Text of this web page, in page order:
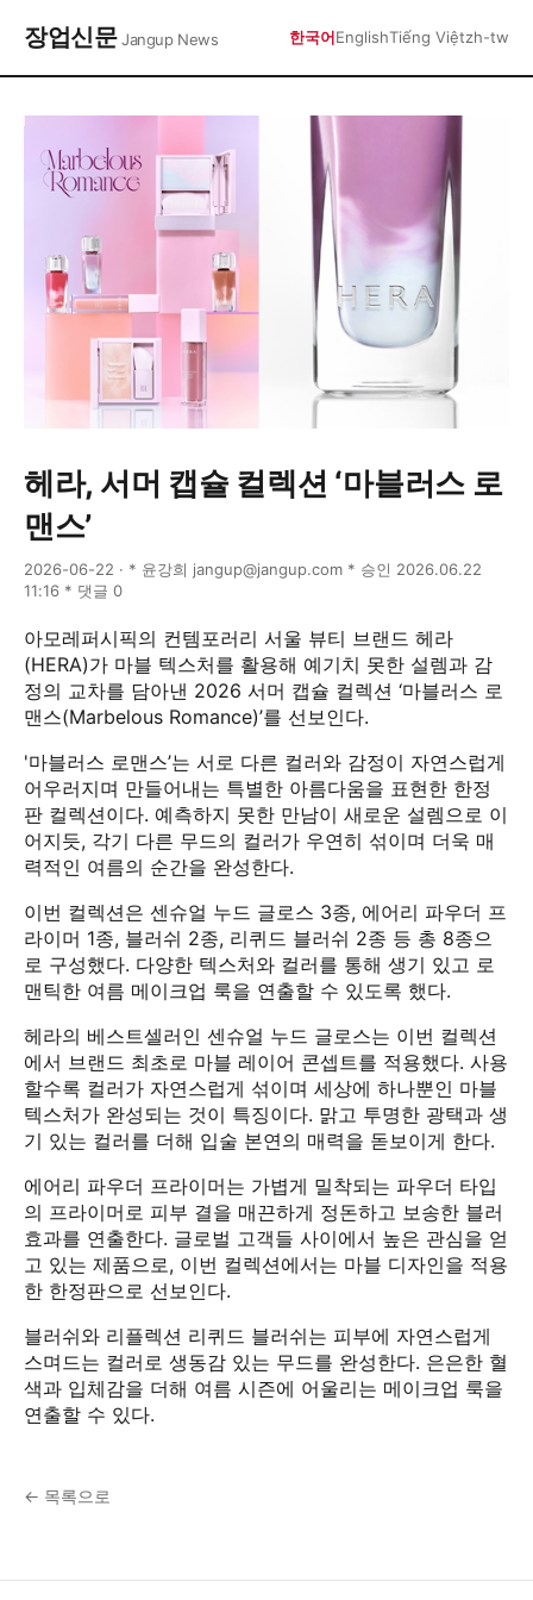
장업신문Jangup News 한국어EnglishTiếng Việtzh-tw
헤라, 서머 캡슐 컬렉션 ‘마블러스 로
맨스’
2026-06-22 · * 윤강희 jangup@jangup.com * 승인 2026.06.22
11:16 * 댓글 0
아모레퍼시픽의 컨템포러리 서울 뷰티 브랜드 헤라
(HERA)가 마블 텍스처를 활용해 예기치 못한 설렘과 감
정의 교차를 담아낸 2026 서머 캡슐 컬렉션 ‘마블러스 로
맨스(Marbelous Romance)’를 선보인다.
'마블러스 로맨스’는 서로 다른 컬러와 감정이 자연스럽게
어우러지며 만들어내는 특별한 아름다움을 표현한 한정
판 컬렉션이다. 예측하지 못한 만남이 새로운 설렘으로 이
어지듯, 각기 다른 무드의 컬러가 우연히 섞이며 더욱 매
력적인 여름의 순간을 완성한다.
이번 컬렉션은 센슈얼 누드 글로스 3종, 에어리 파우더 프
라이머 1종, 블러쉬 2종, 리퀴드 블러쉬 2종 등 총 8종으
로 구성했다. 다양한 텍스처와 컬러를 통해 생기 있고 로
맨틱한 여름 메이크업 룩을 연출할 수 있도록 했다.
헤라의 베스트셀러인 센슈얼 누드 글로스는 이번 컬렉션
에서 브랜드 최초로 마블 레이어 콘셉트를 적용했다. 사용
할수록 컬러가 자연스럽게 섞이며 세상에 하나뿐인 마블
텍스처가 완성되는 것이 특징이다. 맑고 투명한 광택과 생
기 있는 컬러를 더해 입술 본연의 매력을 돋보이게 한다.
에어리 파우더 프라이머는 가볍게 밀착되는 파우더 타입
의 프라이머로 피부 결을 매끈하게 정돈하고 보송한 블러
효과를 연출한다. 글로벌 고객들 사이에서 높은 관심을 얻
고 있는 제품으로, 이번 컬렉션에서는 마블 디자인을 적용
한 한정판으로 선보인다.
블러쉬와 리플렉션 리퀴드 블러쉬는 피부에 자연스럽게
스며드는 컬러로 생동감 있는 무드를 완성한다. 은은한 혈
색과 입체감을 더해 여름 시즌에 어울리는 메이크업 룩을
연출할 수 있다.
← 목록으로